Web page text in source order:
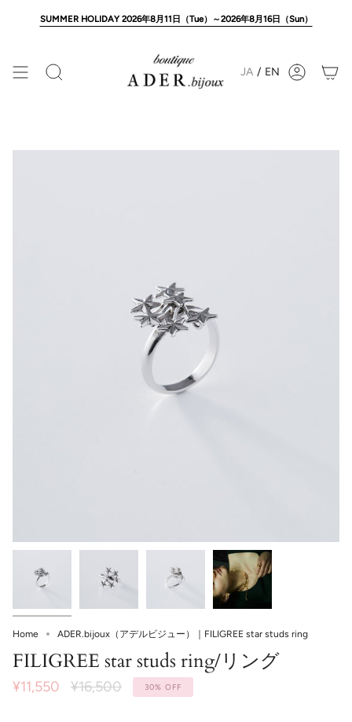
SUMMER HOLIDAY 2026年8月11日（Tue）～2026年8月16日（Sun）
Search JA / EN Account
Home ADER.bijoux（アデルビジュー）｜FILIGREE star studs ring
FILIGREE star studs ring/リング
¥11,550
価
¥16,500 30% OFF